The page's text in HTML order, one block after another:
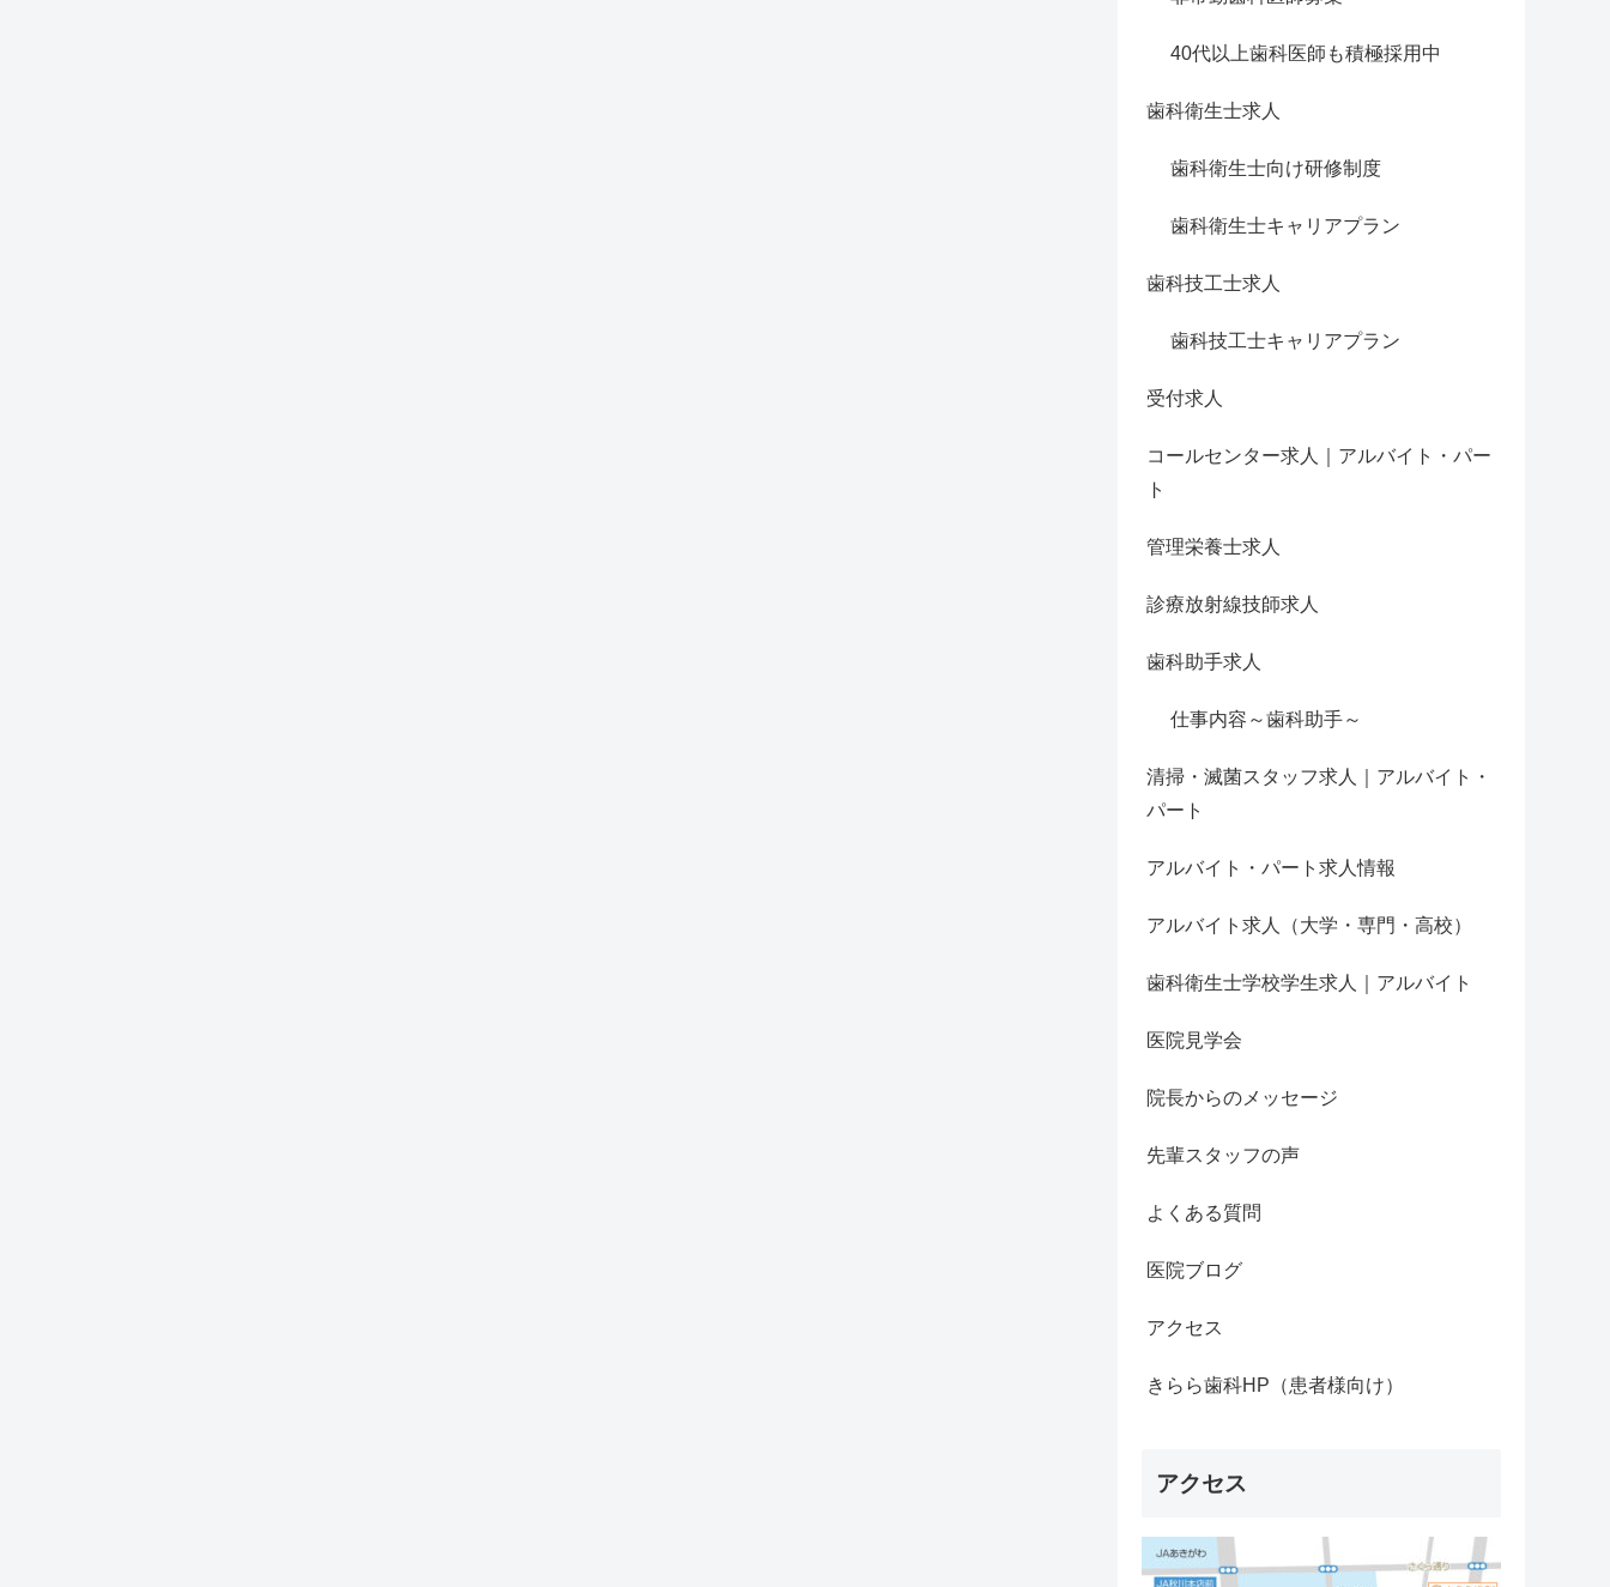
40代以上歯科医師も積極採用中
歯科衛生士求人
歯科衛生士向け研修制度
歯科衛生士キャリアプラン
歯科技工士求人
歯科技工士キャリアプラン
受付求人
コールセンター求人｜アルバイト・パー
ト
管理栄養士求人
診療放射線技師求人
歯科助手求人
仕事内容～歯科助手～
清掃・滅菌スタッフ求人｜アルバイト・
パート
アルバイト・パート求人情報
アルバイト求人（大学・専門・高校）
歯科衛生士学校学生求人｜アルバイト
医院見学会
院長からのメッセージ
先輩スタッフの声
よくある質問
医院ブログ
アクセス
きらら歯科HP（患者様向け）
アクセス